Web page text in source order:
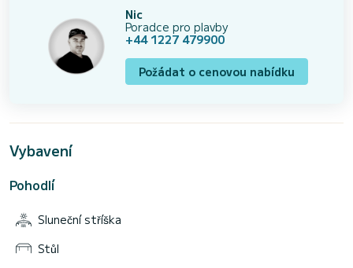
Nic
Poradce pro plavby
+44 1227 479900
Požádat o cenovou nabídku
Vybavení
Pohodlí
Sluneční stříška
Stůl